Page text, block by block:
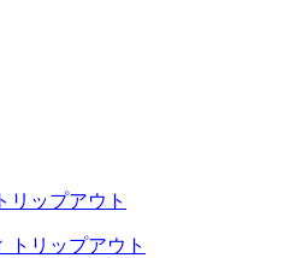
リップアウト